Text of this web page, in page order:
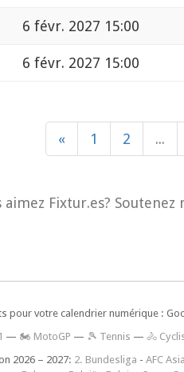
6 févr. 2027 15:00
6 févr. 2027 15:00
« 1 2 ...
aimez Fixtur.es?
pour votre calendrier numérique :
— 🏍 MotoGP — 🎾 Tennis — 🚴
2026 – 2027: 2. Bundesliga - AFC